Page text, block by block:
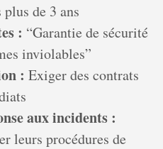
de 3 ans
: “Garantie de sécurité
inviolables”
: Exiger des contrats
aux incidents :
leurs procédures de